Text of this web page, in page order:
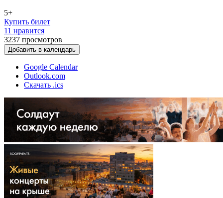
5+
Купить билет
11 нравится
3237 просмотров
Добавить в календарь
Google Calendar
Outlook.com
Скачать .ics